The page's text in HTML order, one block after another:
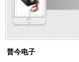
普今电子